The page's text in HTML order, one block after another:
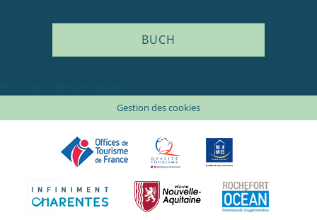
BUCH
Gestion des cookies